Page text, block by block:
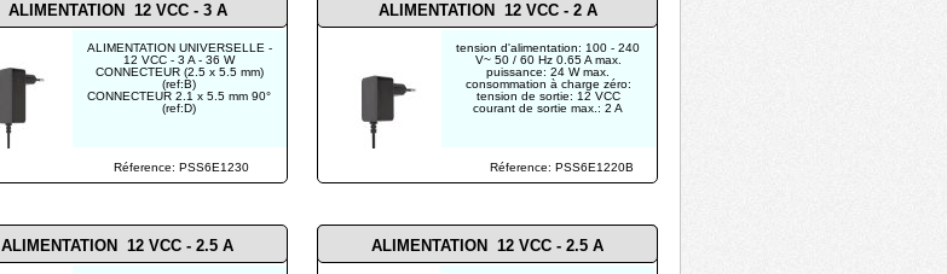
Réference: PSS6E1230
ALIMENTATION 12 VCC - 3 A
ALIMENTATION UNIVERSELLE -
12 VCC - 3 A - 36 W
CONNECTEUR (2.5 x 5.5 mm)
(ref:B)
CONNECTEUR 2.1 x 5.5 mm 90°
(ref:D)
Réference: PSS6E1220B
ALIMENTATION 12 VCC - 2 A
tension d'alimentation: 100 - 240
V~ 50 / 60 Hz 0.65 A max.
puissance: 24 W max.
consommation à charge zéro:
tension de sortie: 12 VCC
courant de sortie max.: 2 A
ALIMENTATION 12 VCC - 2.5 A ALIMENTATION 12 VCC - 2.5 A